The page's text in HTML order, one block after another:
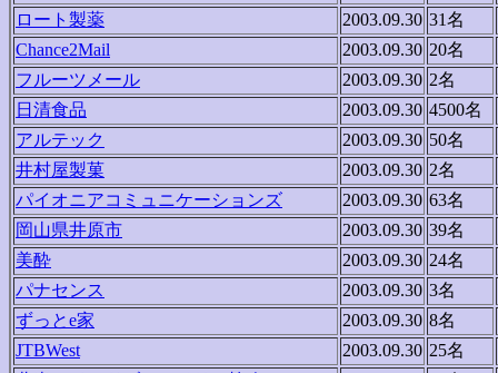
ロート製薬
2003.09.30 31名
Chance2Mail
2003.09.30 20名
フルーツメール
2003.09.30 2名
日清食品
2003.09.30 4500名
アルテック
2003.09.30 50名
井村屋製菓
2003.09.30 2名
パイオニアコミュニケーションズ
2003.09.30 63名
岡山県井原市
2003.09.30 39名
美酔
2003.09.30 24名
パナセンス
2003.09.30 3名
ずっとe家
2003.09.30 8名
JTBWest
2003.09.30 25名